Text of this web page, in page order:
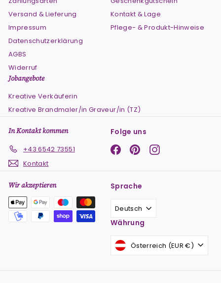
Versand & Lieferung
Impressum
Datenschutzerklärung
AGBS
Widerruf
Kontakt & Lage
Pflege- & Produkt-Hinweise
Jobangebote
Kreative Verkäuferin
Kreative Brandmaler/in Graveur/in (TZ)
In Kontakt kommen
+43 6542 73551
Kontakt
Folge uns
Facebook
PinterestInstagram
Wir akzeptieren Sprache
Deutsch
Währung
Österreich (EUR €)